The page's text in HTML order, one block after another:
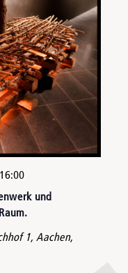
und
16:00
1, Aachen,